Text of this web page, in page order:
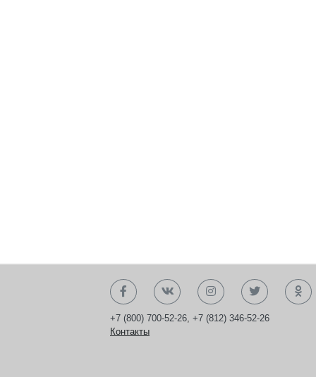
+7 (800) 700-52-26, +7 (812) 346-52-26
Контакты